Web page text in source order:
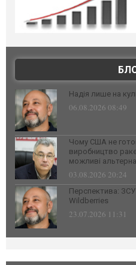
Надія лише на
06.08.2026 08:49
Чому США не
виробництво
можливі
03.08.2026 20:24
Перспектива: ЗСУ
Wildberries
23.07.2026 11:31